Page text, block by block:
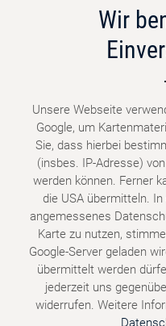
Wir
Unsere Webseite
Google, um
Sie, dass hierbei
(insbes. IP-Adresse)
werden können. Ferner
die USA übermitteln.
angemessenes
Karte zu nutzen,
Google-Server geladen
übermittelt werden
jederzeit uns
widerrufen. Weitere